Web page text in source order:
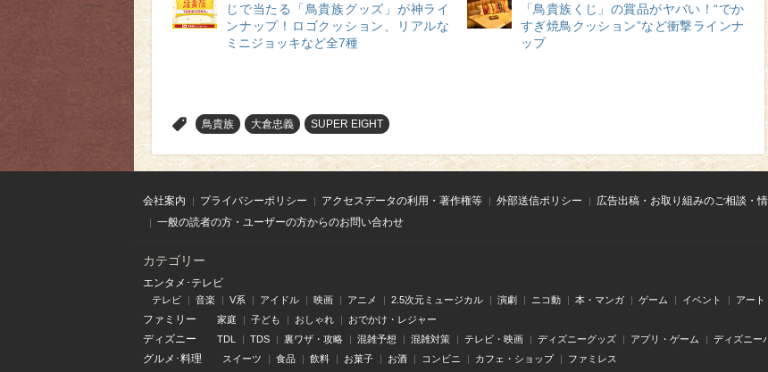
じで当たる「鳥貴族グッズ」が神ライ
ンナップ！ロゴクッション、リアルな
ミニジョッキなど全7種
「鳥貴族くじ」の賞品がヤバい！“でか
すぎ焼鳥クッション”など衝撃ラインナ
ップ
鳥貴族 大倉忠義 SUPER EIGHT
会社案内 プライバシーポリシー アクセスデータの利用・著作権等 外部送信ポリシー
広告出稿・お取り組みのご相談・
一般の読者の方・ユーザーの方からのお問い合わせ
カテゴリー
エンタメ･テレビ
テレビ 音楽 V系 アイドル 映画 アニメ 2.5次元ミュージカル 演劇 ニコ動 本・マンガ ゲーム イベント アート
ファミリー 家庭 子ども おしゃれ おでかけ・レジャー
ディズニー TDL TDS 裏ワザ・攻略 混雑予想 混雑対策 テレビ・映画 ディズニーグッズ アプリ・ゲーム ディズニー
グルメ･料理 スイーツ 食品 飲料 お菓子 お酒 コンビニ カフェ・ショップ ファミレス